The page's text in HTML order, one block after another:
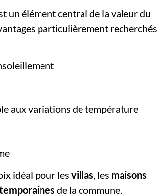
un élément central de la valeur du
particulièrement recherchés
aux variations de température
idéal pour lesvillas , les maisons
de la commune.